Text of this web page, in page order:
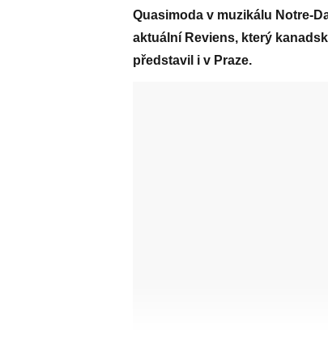
Quasimoda v muzikálu Notre-
aktuální Reviens, který
představil i v Praze.